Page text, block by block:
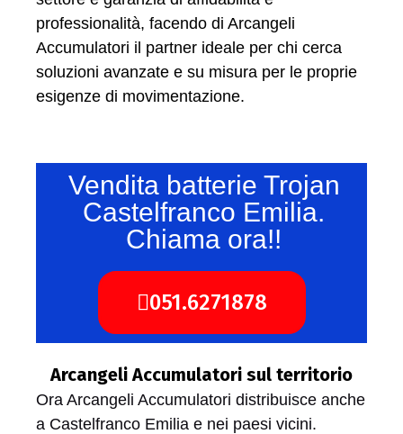
professionalità, facendo di Arcangeli
Accumulatori il partner ideale per chi cerca
soluzioni avanzate e su misura per le proprie
esigenze di movimentazione.
Vendita batterie Trojan
Castelfranco Emilia.
Chiama ora!!
051.6271878
Arcangeli Accumulatori sul territorio
Ora Arcangeli Accumulatori distribuisce anche
a Castelfranco Emilia e nei paesi vicini.